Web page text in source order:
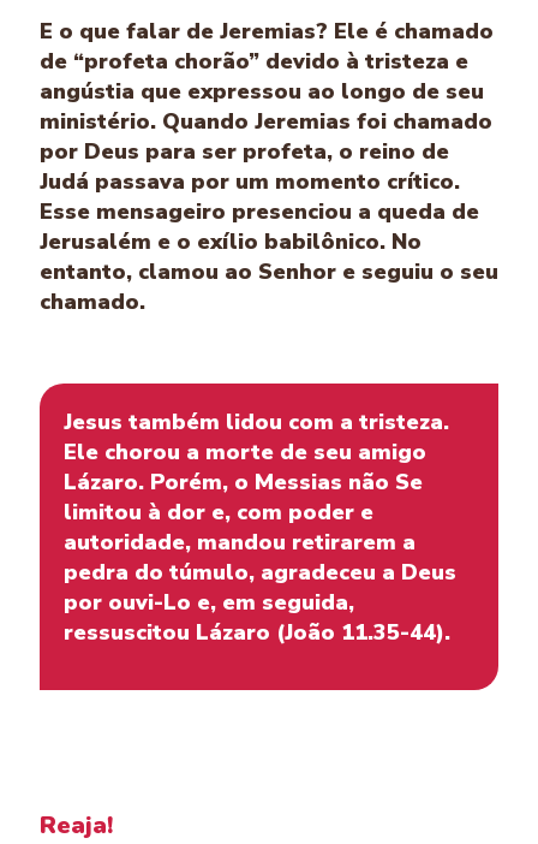
E o que falar de Jeremias? Ele é chamado
de “profeta chorão” devido à tristeza e
angústia que expressou ao longo de seu
ministério. Quando Jeremias foi chamado
por Deus para ser profeta, o reino de
Judá passava por um momento crítico.
Esse mensageiro presenciou a queda de
Jerusalém e o exílio babilônico. No
entanto, clamou ao Senhor e seguiu o seu
chamado.
Jesus também lidou com a tristeza.
Ele chorou a morte de seu amigo
Lázaro. Porém, o Messias não Se
limitou à dor e, com poder e
autoridade, mandou retirarem a
pedra do túmulo, agradeceu a Deus
por ouvi-Lo e, em seguida,
ressuscitou Lázaro (João 11.35-44).
Reaja!